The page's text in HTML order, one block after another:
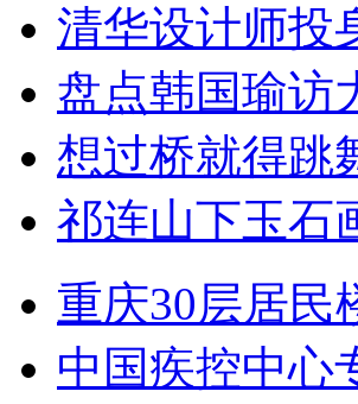
清华设计师投
盘点韩国瑜访
想过桥就得跳
祁连山下玉石
重庆30层居
中国疾控中心